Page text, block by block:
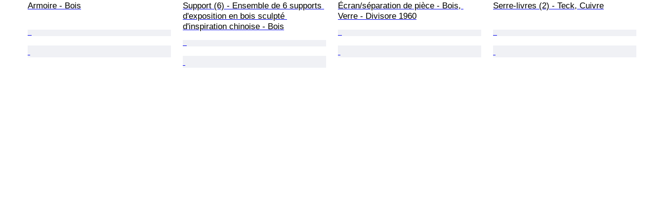
Armoire - Bois
Support (6) - Ensemble de 6 supports
d'exposition en bois sculpté
d'inspiration chinoise - Bois
Écran/séparation de pièce - Bois,
Verre - Divisore 1960
Serre-livres (2) - Teck, Cuivre